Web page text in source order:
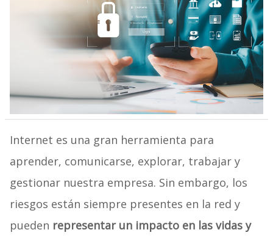
Internet es una gran herramienta para
aprender, comunicarse, explorar, trabajar y
gestionar nuestra empresa. Sin embargo, los
riesgos están siempre presentes en la red y
pueden representar un impacto en las vidas y